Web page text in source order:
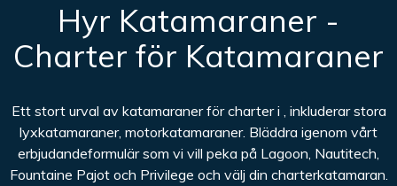
Hyr Katamaraner -
Charter för Katamaraner
Ett stort urval av katamaraner för charter i , inkluderar stora
lyxkatamaraner, motorkatamaraner. Bläddra igenom vårt
erbjudandeformulär som vi vill peka på Lagoon, Nautitech,
Fountaine Pajot och Privilege och välj din charterkatamaran.